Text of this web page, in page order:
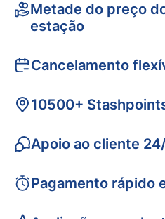
Metade do preço
estação
Cancelamento
10500+
Apoio ao cliente
Pagamento rápido